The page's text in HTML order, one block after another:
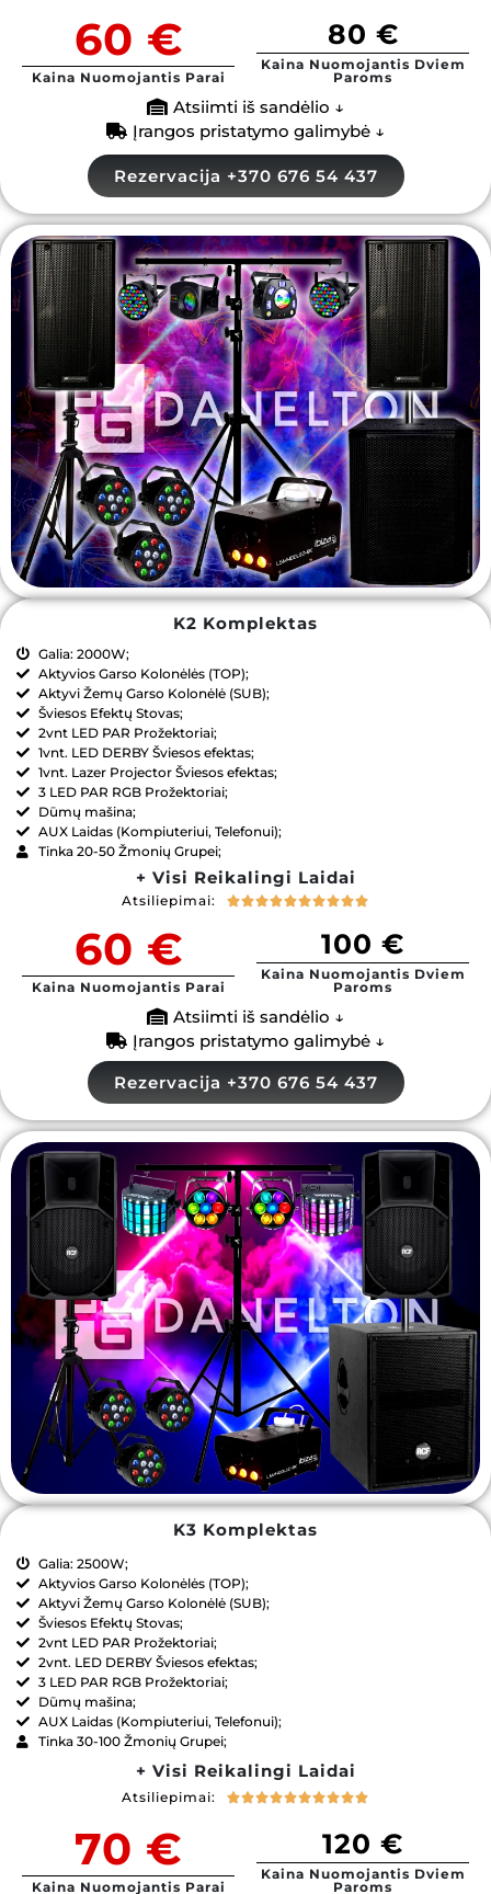
60 €
Kaina Nuomojantis Parai
80 €
Kaina Nuomojantis Dviem
Paroms
Atsiimti iš sandėlio ↓
Įrangos pristatymo galimybė ↓
Rezervacija +370 676 54 437
K2 Komplektas
Galia: 2000W;
Aktyvios Garso Kolonėlės (TOP);
Aktyvi Žemų Garso Kolonėlė (SUB);
Šviesos Efektų Stovas;
2vnt LED PAR Prožektoriai;
1vnt. LED DERBY Šviesos efektas;
1vnt. Lazer Projector Šviesos efektas;
3 LED PAR RGB Prožektoriai;
Dūmų mašina;
AUX Laidas (Kompiuteriui, Telefonui);
Tinka 20-50 Žmonių Grupei;
+ Visi Reikalingi Laidai
Atsiliepimai: 
60 €
Kaina Nuomojantis Parai
100 €
Kaina Nuomojantis Dviem
Paroms
Atsiimti iš sandėlio ↓
Įrangos pristatymo galimybė ↓
Rezervacija +370 676 54 437
K3 Komplektas
Galia: 2500W;
Aktyvios Garso Kolonėlės (TOP);
Aktyvi Žemų Garso Kolonėlė (SUB);
Šviesos Efektų Stovas;
2vnt LED PAR Prožektoriai;
2vnt. LED DERBY Šviesos efektas;
3 LED PAR RGB Prožektoriai;
Dūmų mašina;
AUX Laidas (Kompiuteriui, Telefonui);
Tinka 30-100 Žmonių Grupei;
+ Visi Reikalingi Laidai
Atsiliepimai: 
70 €
Kaina Nuomojantis Parai
120 €
Kaina Nuomojantis Dviem
Paroms